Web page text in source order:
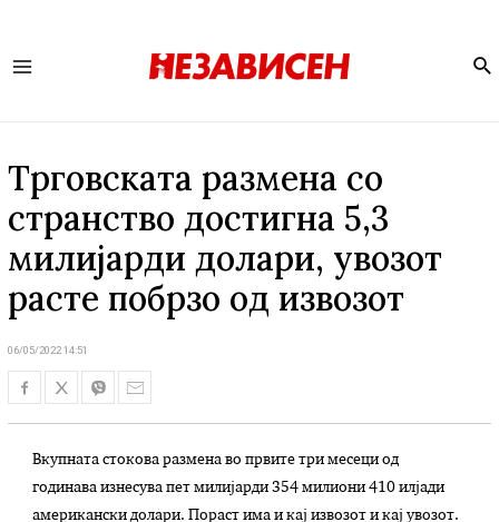
Трговската размена со
странство достигна 5,3
милијарди долари, увозот
расте побрзо од извозот
06/05/2022 14:51
Вкупната стокова размена во првите три месеци од
годинава изнесува пет милијарди 354 милиони 410 илјади
американски долари. Пораст има и кај извозот и кај увозот.